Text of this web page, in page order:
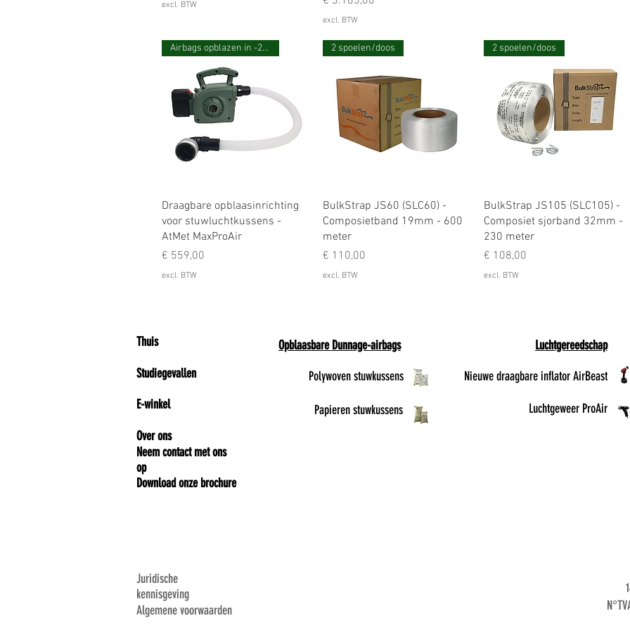
excl. BTW
excl. BTW
Airbags opblazen in -20 seconden
Draagbare opblaasinrichting
voor stuwluchtkussens -
AtMet MaxProAir
Prijs
€ 559,00
excl. BTW
2 spoelen/doos
BulkStrap JS60 (SLC60) -
Composietband 19mm - 600
meter
Prijs
€ 110,00
excl. BTW
2 spoelen/doos
BulkStrap JS105 (SLC105) -
Composiet sjorband 32mm -
230 meter
Prijs
€ 108,00
excl. BTW
Thuis
Studiegevallen
E-winkel
Opblaasbare Dunnage-airbags
Polywoven stuwkussens
Papieren stuwkussens
Luchtgereedschap
Nieuwe draagbare inflator AirBeast
Luchtgeweer ProAir
Over ons
Neem contact met ons
op
Download onze brochure
Juridische
kennisgeving
Algemene voorwaarden